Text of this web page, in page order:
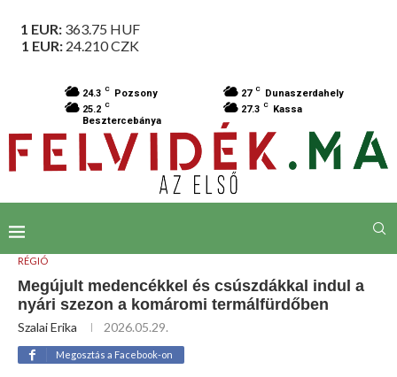
1 EUR: 363.75 HUF
1 EUR: 24.210CZK
24.3 C Pozsony 27 C
Dunaszerdahely
25.2 C
Besztercebánya
27.3 C Kassa
RÉGIÓ
Megújult medencékkel és csúszdákkal indul a
nyári szezon a komáromi termálfürdőben
Szalai Erika 2026.05.29.
Megosztás a Facebook-on